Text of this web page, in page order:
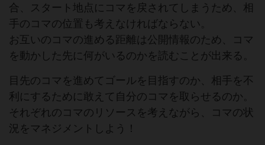
合、スタート地点にコマを戻されてしまうため、相
手のコマの位置も考えなければならない。
お互いのコマの進める距離は公開情報のため、コマ
を動かした先に何がいるのかを読むことが出来る。
目先のコマを進めてゴールを目指すのか、相手を不
利にするために敢えて自分のコマを取らせるのか。
それぞれのコマのリソースを考えながら、コマの状
況をマネジメントしよう！